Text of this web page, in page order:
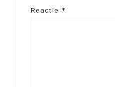
Reactie *